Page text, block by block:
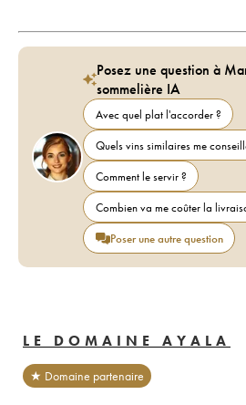
Posez une question à
sommelière IA
Avec quel plat l'accorder ?
Quels vins similaires me
Comment le servir ?
Combien va me coûter la
Poser une autre question
LE DOMAINE AYALA
★ Domaine partenaire